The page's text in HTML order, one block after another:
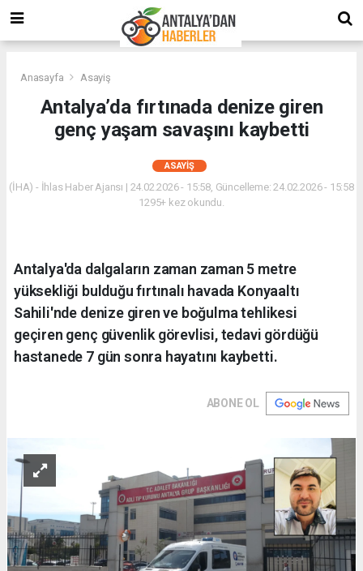
Anasayfa Asayiş
Antalya’da fırtınada denize giren
genç yaşam savaşını kaybetti
ASAYIŞ
(İHA) - İhlas Haber Ajansı | 24.02.2026 - 15:58, Güncelleme: 24.02.2026 - 15:58
1295+ kez okundu.
Antalya'da dalgaların zaman zaman 5 metre
yüksekliği bulduğu fırtınalı havada Konyaaltı
Sahili'nde denize giren ve boğulma tehlikesi
geçiren genç güvenlik görevlisi, tedavi gördüğü
hastanede 7 gün sonra hayatını kaybetti.
ABONE OL